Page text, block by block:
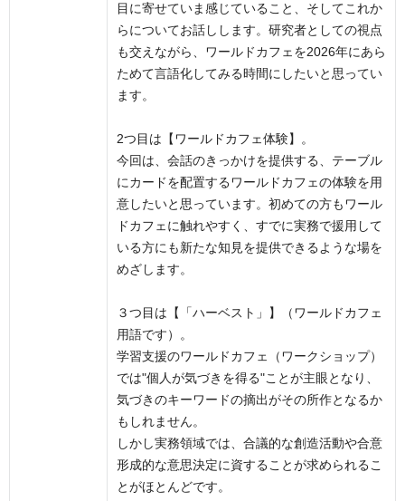
目に寄せていま感じていること、そしてこれか
らについてお話しします。研究者としての視点
も交えながら、ワールドカフェを2026年にあら
ためて言語化してみる時間にしたいと思ってい
ます。
2つ目は【ワールドカフェ体験】。
今回は、会話のきっかけを提供する、テーブル
にカードを配置するワールドカフェの体験を用
意したいと思っています。初めての方もワール
ドカフェに触れやすく、すでに実務で援用して
いる方にも新たな知見を提供できるような場を
めざします。
３つ目は【「ハーベスト」】（ワールドカフェ
用語です）。
学習支援のワールドカフェ（ワークショップ）
では"個人が気づきを得る"ことが主眼となり、
気づきのキーワードの摘出がその所作となるか
もしれません。
しかし実務領域では、合議的な創造活動や合意
形成的な意思決定に資することが求められるこ
とがほとんどです。